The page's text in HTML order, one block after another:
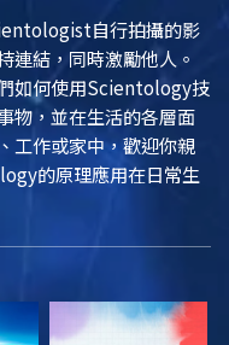
自行拍攝的影
連結，同時激勵他人。
如何使用Scientology技
物，並在生活的各層面
工作或家中，歡迎你親
的原理應用在日常生